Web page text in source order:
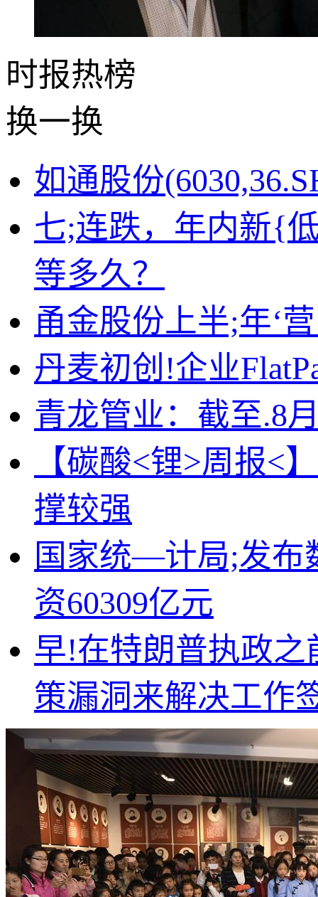
时报热榜
换一换
如通股份
七;连跌，年内新{
等多久？
甬金股份上半;年‘
丹麦初创!企业
青龙管业：截至.8
【碳酸<锂>周报<
撑较强
国家统—计局;发布
资60309亿元
早!在特朗普执政
策漏洞来解决工作